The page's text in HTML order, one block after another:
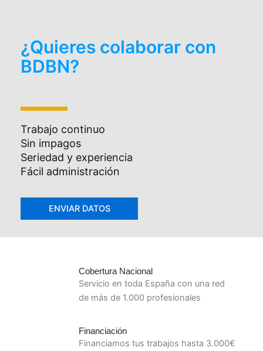
¿Quieres colaborar con
BDBN?
Trabajo continuo
Sin impagos
Seriedad y experiencia
Fácil administración
Cobertura Nacional
Servicio en toda España con una red
de más de 1.000 profesionales
Financiación
Financiamos tus trabajos hasta 3.000€